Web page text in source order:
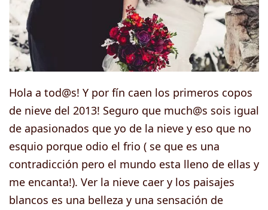
Hola a tod@s! Y por fín caen los primeros copos
de nieve del 2013! Seguro que much@s sois igual
de apasionados que yo de la nieve y eso que no
esquio porque odio el frio ( se que es una
contradicción pero el mundo esta lleno de ellas y
me encanta!). Ver la nieve caer y los paisajes
blancos es una belleza y una sensación de